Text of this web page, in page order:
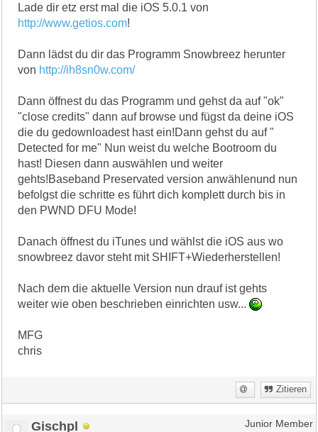
Lade dir etz erst mal die iOS 5.0.1 von
http://www.getios.com!
Dann lädst du dir das Programm Snowbreez herunter
von http://ih8sn0w.com/
Dann öffnest du das Programm und gehst da auf "ok"
"close credits" dann auf browse und fügst da deine iOS
die du gedownloadest hast ein!Dann gehst du auf "
Detected for me" Nun weist du welche Bootroom du
hast! Diesen dann auswählen und weiter
gehts!Baseband Preservated version anwählenund nun
befolgst die schritte es führt dich komplett durch bis in
den PWND DFU Mode!
Danach öffnest du iTunes und wählst die iOS aus wo
snowbreez davor steht mit SHIFT+Wiederherstellen!
Nach dem die aktuelle Version nun drauf ist gehts
weiter wie oben beschrieben einrichten usw...
MFG
chris
Zitieren
Gischpl Junior Member